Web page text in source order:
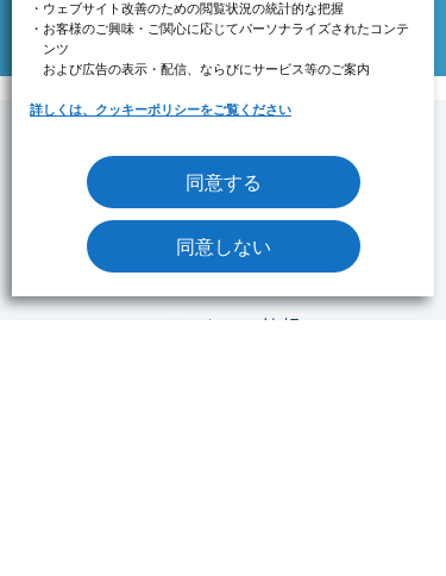
みずたま介護ステーションについて
トピックス
・ウェブサイト改善のための閲覧状況の統計的な把握
・お客様のご興味・ご関心に応じてパーソナライズされたコンテ
ンツ
および広告の表示・配信、ならびにサービス等のご案内
詳しくは、クッキーポリシーをご覧ください
同意する
同意しない